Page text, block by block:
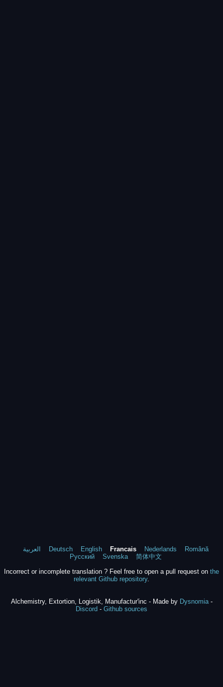
العربية Deutsch English Francais Nederlands
Română
Русский
Svenska
简体中文
Incorrect or incomplete translation ? Feel free to open a pull request on the
relevant Github repository.
Alchemistry, Extortion, Logistik, Manufactur'inc - Made by Dysnomia-
Discord - Github sources